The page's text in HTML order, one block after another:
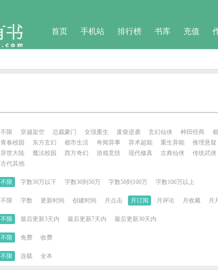
首页 手机站 排行榜 书库 充值
不限 穿越架空 总裁豪门 女强重生 废柴逆袭 玄幻仙侠 种田经商
青春校园
东方玄幻 都市生活 奇闻异事 异术超能 重生异能 推理悬疑
异世大陆
魔法校园 西方奇幻 游戏竞技 现代修真 古典仙侠 传统武侠
古代其他
不限 字数30万以下 字数30到50万 字数50到100万 字数100万以上
不限 字数 更新时间 创建时间 月点击 月订阅 月评论 月收藏 月
不限 最后更新3天内 最后更新7天内 最后更新30天内
不限 免费 收费
不限 连载 全本